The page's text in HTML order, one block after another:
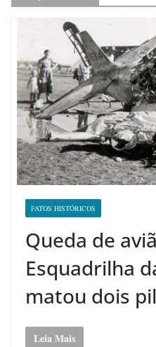
FATOS HISTÓRICOS
Queda de
Esquadrilha
matou dois
Leia Mais